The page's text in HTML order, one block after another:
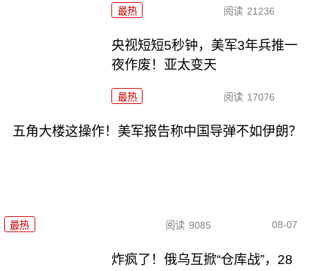
最热 阅读 21236
央视短短5秒钟，美军3年兵推一
夜作废！亚太变天
最热 阅读 17076
五角大楼这操作！美军报告称中国导弹不如伊朗？
最热 阅读 9085 08-07
炸疯了！俄乌互掀“仓库战”，28